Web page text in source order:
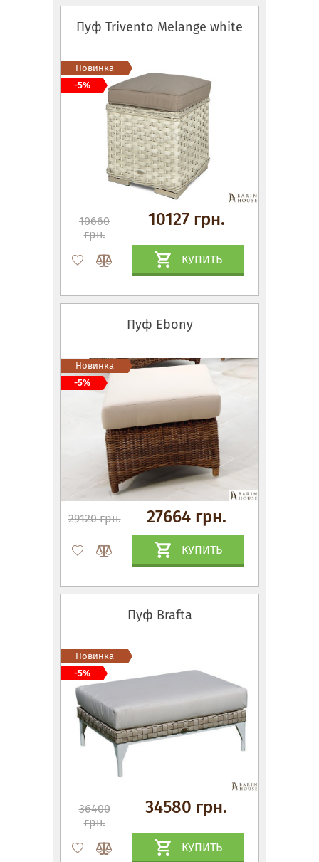
Пуф Trivento Melange white
10660
грн.
10127 грн.
КУПИТЬ
Новинка
-5%
Пуф Ebony
29120 грн. 27664 грн.
КУПИТЬ
Новинка
-5%
Пуф Brafta
36400
грн.
34580 грн.
КУПИТЬ
Новинка
-5%